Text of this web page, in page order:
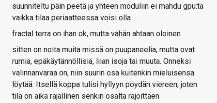
suunniteltu päin peetä ja yhteen moduliin ei mahdu gpu:ta
vaikka tilaa periaatteessa voisi olla
fractal terra on ihan ok, mutta vähän ahtaan oloinen
sitten on noita muita missä on puupaneelia, mutta ovat
rumia, epäkäytännöllisiä, liian isoja tai muuta. Onneksi
valinnanvaraa on, niin suurin osa kuitenkin mieluisensa
löytää. Itsellä koppa tulisi hyllyyn pöydän viereen, joten
tila on aika rajallinen senkin osalta rajoittaen